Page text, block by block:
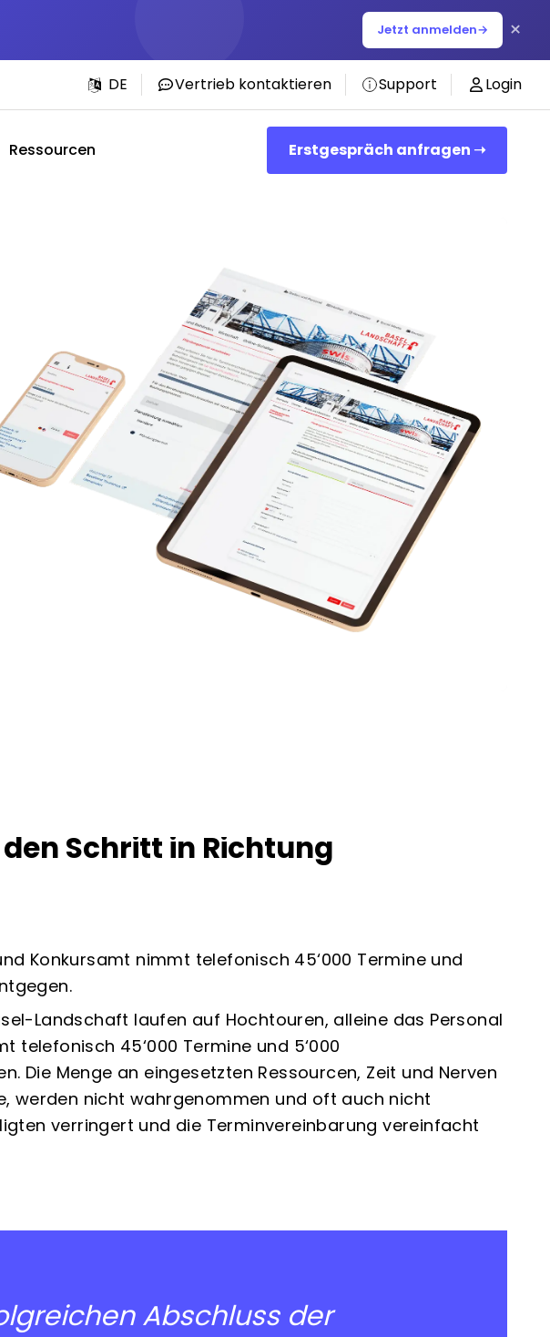
Jetzt anmelden→ ×
DE Vertrieb kontaktieren Support Login
Erstgespräch anfragen ➝
Ressourcen
Schritt in Richtung
Konkursamt nimmt telefonisch 45‘000 Termine und
Landschaft laufen auf Hochtouren, alleine das Personal
telefonisch 45‘000 Termine und 5‘000
Die Menge an eingesetzten Ressourcen, Zeit und Nerven
werden nicht wahrgenommen und oft auch nicht
verringert und die Terminvereinbarung vereinfacht
Abschluss der